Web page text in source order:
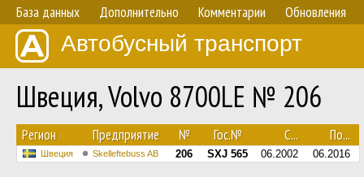
База данных Дополнительно Комментарии Обновления
Автобусный транспорт
Швеция, Volvo 8700LE № 206
Регион Предприятие № Гос.№ С... По...
Швеция Skelleftebuss AB 206 SXJ 565 06.2002 06.2016